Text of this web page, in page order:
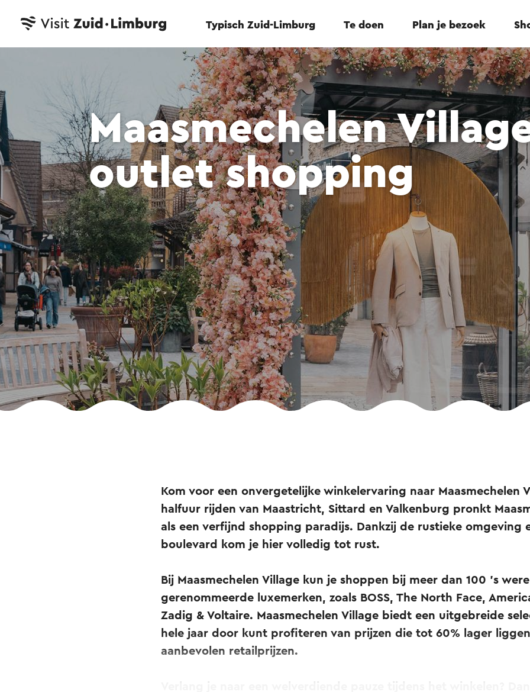
Typisch Zuid-Limburg Te doen Plan je bezoek
Maasmechelen
outlet shopping
Kom voor een onvergetelijke winkelervaring naar Maasmechelen
halfuur rijden van Maastricht, Sittard en Valkenburg pronkt
als een verfijnd shopping paradijs. Dankzij de rustieke omgeving
boulevard kom je hier volledig tot rust.
Bij Maasmechelen Village kun je shoppen bij meer dan 100 's
gerenommeerde luxemerken, zoals BOSS, The North Face,
Zadig & Voltaire. Maasmechelen Village biedt een uitgebreide
hele jaar door kunt profiteren van prijzen die tot 60% lager
aanbevolen retailprijzen.